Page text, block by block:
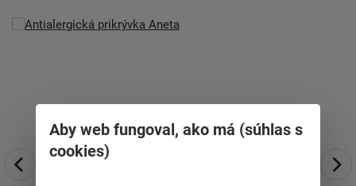
Aby web fungoval, ako má (súhlas s
cookies)